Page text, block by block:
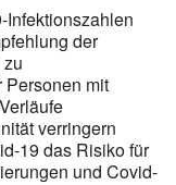
der
mit
verrin­gern
19 das Risiko für
und Covid-